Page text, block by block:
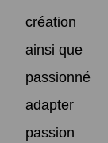
création
ainsi que
passionné
adapter
passion